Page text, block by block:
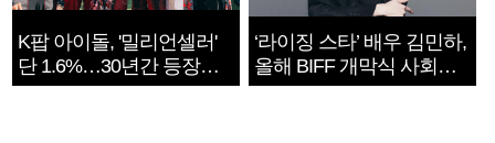
K팝 아이돌, '밀리언셀러'
단 1.6%…30년간 등장
1182개팀 전수조사
‘라이징 스타’ 배우 김민하,
올해 BIFF 개막식 사회자
확정